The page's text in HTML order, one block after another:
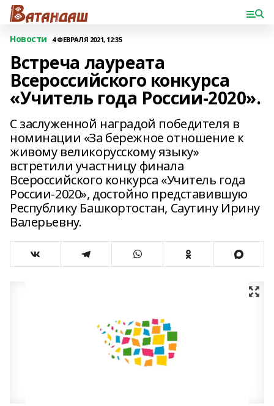
Новости 4 ФЕВРАЛЯ 2021, 12:35
Встреча лауреата
Всероссийского конкурса
«Учитель года России-2020».
С заслуженной наградой победителя в
номинации «За бережное отношение к
живому великорусскому языку»
встретили участницу финала
Всероссийского конкурса «Учитель года
России-2020», достойно представившую
Республику Башкортостан, Саутину Ирину
Валерьевну.